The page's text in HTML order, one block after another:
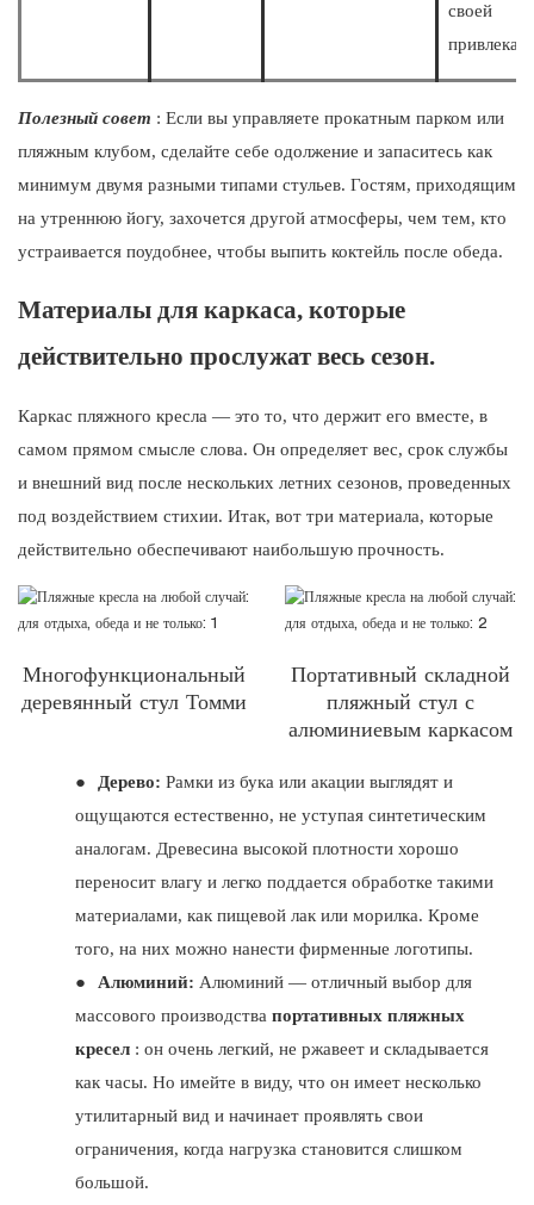
своей
Полезный совет : Если вы управляете прокатным парком или
пляжным клубом, сделайте себе одолжение и запаситесь как
минимум двумя разными типами стульев. Гостям, приходящим
на утреннюю йогу, захочется другой атмосферы, чем тем, кто
устраивается поудобнее, чтобы выпить коктейль после обеда.
Материалы для каркаса, которые
действительно прослужат весь сезон.
Каркас пляжного кресла — это то, что держит его вместе, в
самом прямом смысле слова. Он определяет вес, срок службы
и внешний вид после нескольких летних сезонов, проведенных
под воздействием стихии. Итак, вот три материала, которые
действительно обеспечивают наибольшую прочность.
Многофункциональный
деревянный стул Томми
Портативный складной
пляжный стул с
алюминиевым каркасом
● Дерево: Рамки из бука или акации выглядят и
ощущаются естественно, не уступая синтетическим
аналогам. Древесина высокой плотности хорошо
переносит влагу и легко поддается обработке такими
материалами, как пищевой лак или морилка. Кроме
того, на них можно нанести фирменные логотипы.
●
Алюминий: Алюминий — отличный выбор для
массового производства портативных пляжных
кресел : он очень легкий, не ржавеет и складывается
как часы. Но имейте в виду, что он имеет несколько
утилитарный вид и начинает проявлять свои
ограничения, когда нагрузка становится слишком
большой.